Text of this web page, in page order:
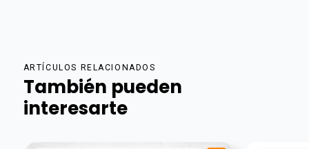
ARTÍCULOS RELACIONADOS
También pueden
interesarte